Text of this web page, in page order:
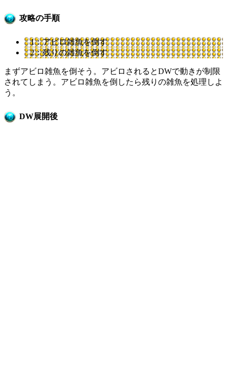
攻略の手順
1：アビロ雑魚を倒す
2：残りの雑魚を倒す
まずアビロ雑魚を倒そう。アビロされるとDWで動きが制限
されてしまう。アビロ雑魚を倒したら残りの雑魚を処理しよ
う。
DW展開後